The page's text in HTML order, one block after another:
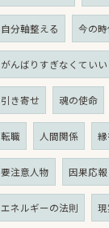
自分軸整える 今の
がんばりすぎなくていい
引き寄せ 魂の使命
転職 人間関係
要注意人物 因果応報
エネルギーの法則